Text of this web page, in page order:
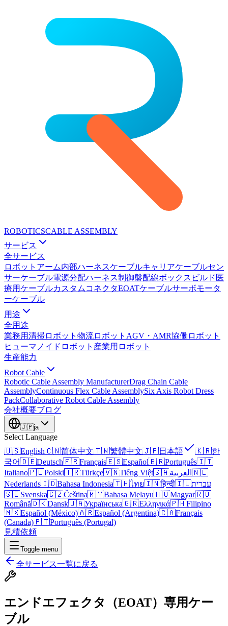
ROBOTICSCABLE ASSEMBLY
サービス
全サービス
ロボットアーム内部ハーネスケーブルキャリアケーブルセン
サーケーブル電源分配ハーネス制御盤配線ボックスビルド 医
療用ケーブルカスタムコネクタEOATケーブルサーボモータ
ーケーブル
用途
全用途
業務用清掃ロボット 物流ロボット AGV・AMR協働ロボット
ヒューマノイドロボット 産業用ロボット
生産能力
Robot Cable
Robotic Cable Assembly ManufacturerDrag Chain Cable
AssemblyContinuous Flex Cable AssemblySix Axis Robot Dress
PackCollaborative Robot Cable Assembly
会社概要ブログ
🇯🇵ja
Select Language
🇺🇸English🇨🇳简体中文🇹🇼繁體中文🇯🇵日本語 🇰🇷한
국어🇩🇪Deutsch🇫🇷Français🇪🇸Español🇧🇷Português🇮🇹
Italiano🇵🇱Polski🇹🇷Türkçe🇻🇳Tiếng Việt🇸🇦العربية 🇳🇱
Nederlands🇮🇩Bahasa Indonesia🇹🇭ไทย🇮🇳हिन्दी🇮🇱עברית
🇸🇪Svenska🇨🇿Čeština🇲🇾Bahasa Melayu🇭🇺Magyar🇷🇴
Română🇩🇰Dansk🇺🇦Українська🇬🇷Ελληνικά🇵🇭Filipino
🇲🇽Español (México)🇦🇷Español (Argentina)🇨🇦Français
(Canada)🇵🇹Português (Portugal)
見積依頼
Toggle menu
全サービス一覧に戻る
エンドエフェクタ（EOAT）専用ケー
ブル